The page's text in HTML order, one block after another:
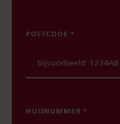
POSTCODE
HUISNUMMER